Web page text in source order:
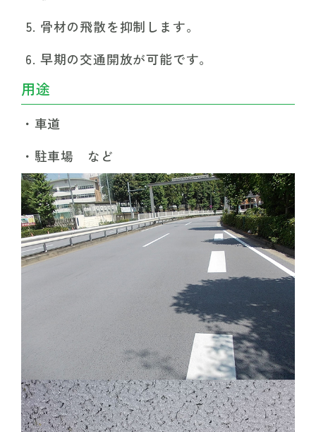
骨材の飛散を抑制します。
早期の交通開放が可能です。
用途
車道
駐車場 など